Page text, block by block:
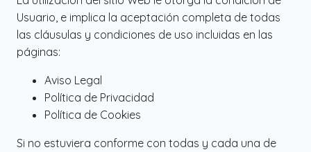
Usuario, e implica la aceptación completa de todas
las cláusulas y condiciones de uso incluidas en las
páginas:
Aviso Legal
Política de Privacidad
Política de Cookies
Si no estuviera conforme con todas y cada una de